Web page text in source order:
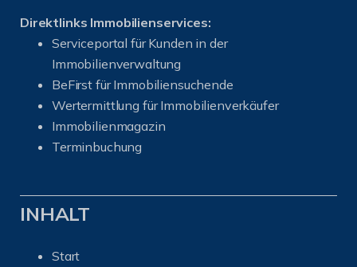
Direktlinks Immobilienservices:
Serviceportal für Kunden in der
Immobilienverwaltung
BeFirst für Immobiliensuchende
Wertermittlung für Immobilienverkäufer
Immobilienmagazin
Terminbuchung
INHALT
Start